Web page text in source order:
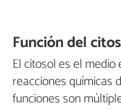
Función del
El citosol es el
reacciones químicas
funciones son